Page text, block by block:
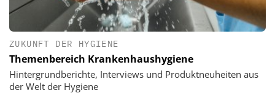
ZUKUNFT DER HYGIENE
Themenbereich Krankenhaushygiene
Hintergrundberichte, Interviews und Produktneuheiten aus
der Welt der Hygiene